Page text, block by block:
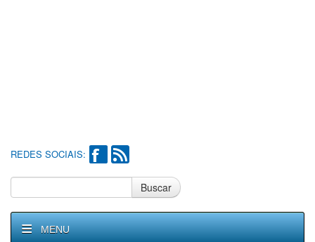
REDES SOCIAIS:
Buscar
MENU